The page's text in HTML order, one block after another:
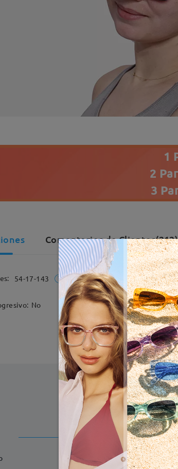
1
2
3
Comentarios de Clientes(212)
54-17-143 Ancho de la
No Bisagra de
Fabricación
5-7 días laborales